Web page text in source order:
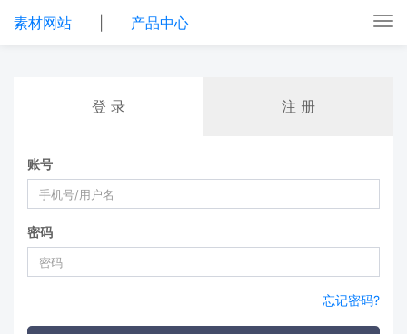
素材网站 产品中心
登 录 注 册
账号
密码
忘记密码?